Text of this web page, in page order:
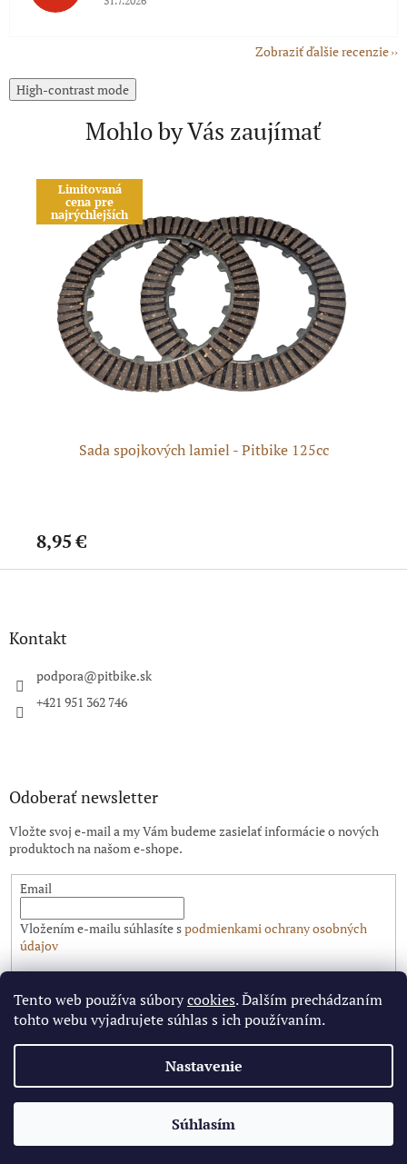
Tento web používa súborycookies. Ďalším prechádzaním
tohto webu vyjadrujete súhlas s ich používaním.
Nastavenie
Súhlasím
Zobraziť ďalšie recenzie
High-contrast mode
Mohlo by Vás zaujímať
Limitovaná
cena pre
najrýchlejších
Sada spojkových lamiel - Pitbike 125cc
8,95 €
Z
Kontakt
podpora@pitbike.sk
+421 951 362 746
Odoberať newsletter
Vložte svoj e-mail a my Vám budeme zasielať informácie o nových
produktoch na našom e-shope.
Email
Vložením e-mailu súhlasíte spodmienkami ochrany osobných
údajov
Vytvoril Shoptet
Pitbike.sk. Všetky práva vyhradené.
🔥 Limitovaná cena pre najrýchlejších